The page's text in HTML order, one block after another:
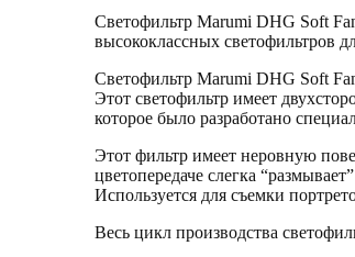
Светофильтр Marumi DHG Soft
высококлассных светофильтров
Светофильтр Marumi DHG Soft
Этот светофильтр имеет
которое было разработано
Этот фильтр имеет неровную
цветопередаче слегка
Используется для съемки
Весь цикл производства